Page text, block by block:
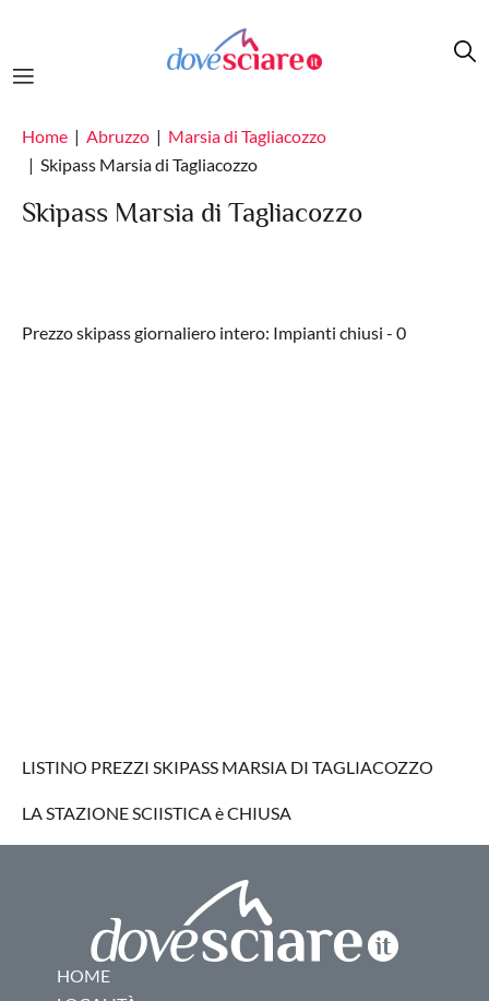
Home Abruzzo
Marsia di Tagliacozzo
Skipass Marsia di Tagliacozzo
Skipass Marsia di Tagliacozzo
Prezzo skipass giornaliero intero: Impianti chiusi - 0
LISTINO PREZZI SKIPASS MARSIA DI TAGLIACOZZO
LA STAZIONE SCIISTICA è CHIUSA
HOME